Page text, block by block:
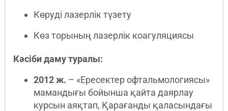
Көруді лазерлік түзету
Көз торының лазерлік коагуляциясы
Кәсіби даму туралы:
2012 ж. – «Ересектер офтальмологиясы»
мамандығы бойынша қайта даярлау
курсын аяқтап, Қарағанды қаласындағы